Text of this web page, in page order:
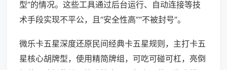
型”的情况。这些工具通过后台运行、自动连接等技
术手段实现不平公，且“安全性高”“不被封号”。
微乐卡五星深度还原民间经典卡五星规则，主打卡五
星核心胡牌型，使用精简牌组，可吃可碰可杠，亮倒